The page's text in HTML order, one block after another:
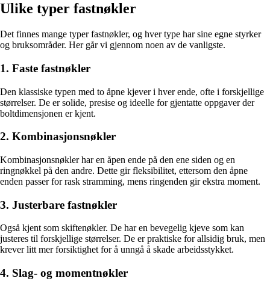
Ulike typer fastnøkler
Det finnes mange typer fastnøkler, og hver type har sine egne styrker
og bruksområder. Her går vi gjennom noen av de vanligste.
1. Faste fastnøkler
Den klassiske typen med to åpne kjever i hver ende, ofte i forskjellige
størrelser. De er solide, presise og ideelle for gjentatte oppgaver der
boltdimensjonen er kjent.
2. Kombinasjonsnøkler
Kombinasjonsnøkler har en åpen ende på den ene siden og en
ringnøkkel på den andre. Dette gir fleksibilitet, ettersom den åpne
enden passer for rask stramming, mens ringenden gir ekstra moment.
3. Justerbare fastnøkler
Også kjent som skiftenøkler. De har en bevegelig kjeve som kan
justeres til forskjellige størrelser. De er praktiske for allsidig bruk, men
krever litt mer forsiktighet for å unngå å skade arbeidsstykket.
4. Slag- og momentnøkler